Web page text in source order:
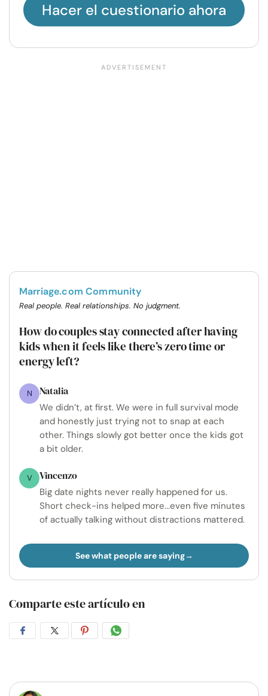
Hacer el cuestionario ahora
Marriage.com Community
Real people. Real relationships. No judgment.
How do couples stay connected after having
kids when it feels like there’s zero time or
energy left?
N Natalia
We didn’t, at first. We were in full survival mode
and honestly just trying not to snap at each
other. Things slowly got better once the kids got
a bit older.
V Vincenzo
Big date nights never really happened for us.
Short check-ins helped more...even five minutes
of actually talking without distractions mattered.
See what people are saying
Comparte este artículo en
CompartirCompartirCompartirCompartir